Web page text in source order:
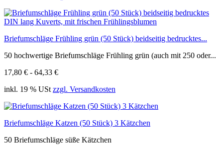
Briefumschläge Frühling grün (50 Stück) beidseitig bedrucktes...
50 hochwertige Briefumschläge Frühling grün (auch mit 250 oder...
17,80 € - 64,33 €
inkl. 19 % USt zzgl. Versandkosten
Briefumschläge Katzen (50 Stück) 3 Kätzchen
50 Briefumschläge süße Kätzchen